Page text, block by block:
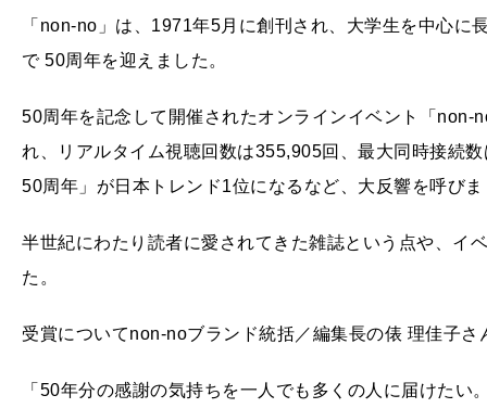
「non-no」は、1971年5月に創刊され、大学生を中心
で 50周年を迎えました。
50周年を記念して開催されたオンラインイベント「
れ、リアルタイム視聴回数は355,905回、最大同時接続
50周年」が日本トレンド1位になるなど、大反響を呼び
半世紀にわたり読者に愛されてきた雑誌という点や、イ
た。
受賞についてnon-noブランド統括／編集長の俵 理佳子さ
「50年分の感謝の気持ちを一人でも多くの人に届けた